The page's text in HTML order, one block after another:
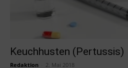
Keuchhusten (Pertussis)
Redaktion 2. Mai 2018